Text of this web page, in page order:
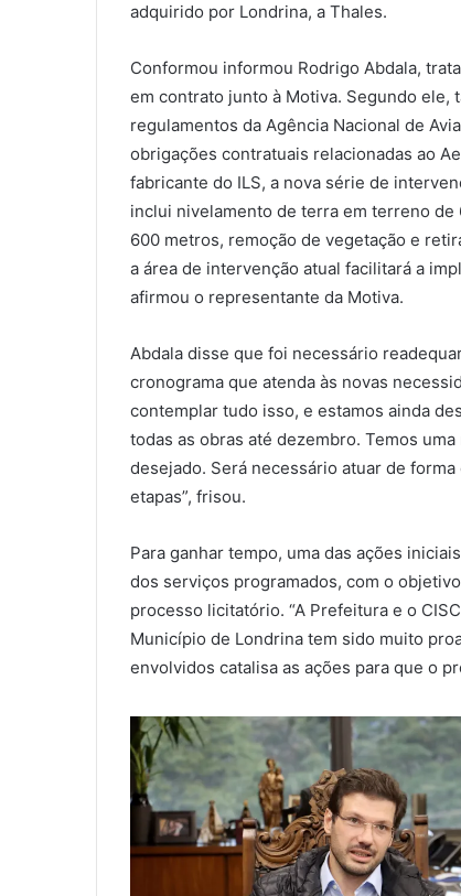
adquirido por Londrina, a Thales.
Conformou informou Rodrigo Abdala,
em contrato junto à Motiva. Segundo ele,
regulamentos da Agência Nacional de
obrigações contratuais relacionadas ao
fabricante do ILS, a nova série de
inclui nivelamento de terra em terreno de
600 metros, remoção de vegetação e
a área de intervenção atual facilitará a
afirmou o representante da Motiva.
Abdala disse que foi necessário
cronograma que atenda às novas
contemplar tudo isso, e estamos ainda
todas as obras até dezembro. Temos
desejado. Será necessário atuar de
etapas”, frisou.
Para ganhar tempo, uma das ações
dos serviços programados, com o
processo licitatório. “A Prefeitura e o
Município de Londrina tem sido muito
envolvidos catalisa as ações para que o